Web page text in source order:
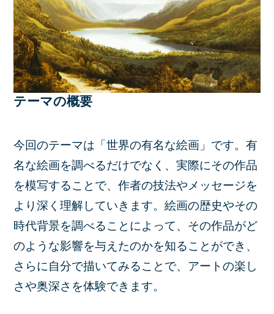
テーマの概要
今回のテーマは「世界の有名な絵画」です。有
名な絵画を調べるだけでなく、実際にその作品
を模写することで、作者の技法やメッセージを
より深く理解していきます。絵画の歴史やその
時代背景を調べることによって、その作品がど
のような影響を与えたのかを知ることができ、
さらに自分で描いてみることで、アートの楽し
さや奥深さを体験できます。